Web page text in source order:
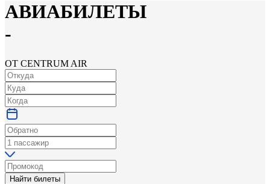
АВИАБИЛЕТЫ
-
ОТ CENTRUM AIR
Найти билеты